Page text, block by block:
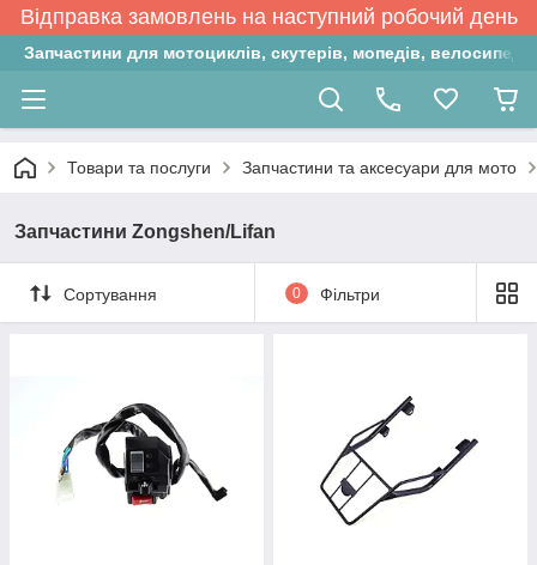
Відправка замовлень на наступний робочий день
Запчастини для мотоциклів, скутерів, мопедів,
Товари та послуги Запчастини та аксесуари для мото
Запчастини Zongshen/Lifan
Сортування 0 Фільтри